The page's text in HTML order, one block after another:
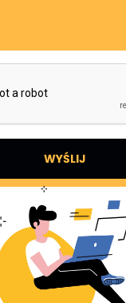
WYŚLIJ